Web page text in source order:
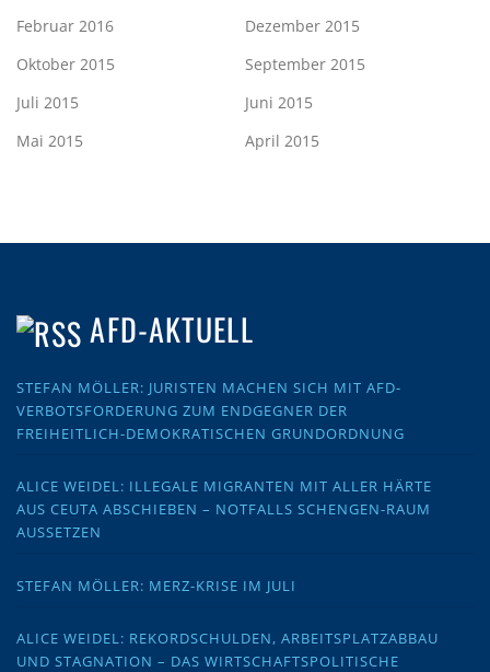
Februar 2016
Dezember 2015
Oktober 2015
September 2015
Juli 2015
Juni 2015
Mai 2015
April 2015
AFD-AKTUELL
STEFAN MÖLLER: JURISTEN MACHEN SICH MIT AFD-
VERBOTSFORDERUNG ZUM ENDGEGNER DER
FREIHEITLICH-DEMOKRATISCHEN GRUNDORDNUNG
ALICE WEIDEL: ILLEGALE MIGRANTEN MIT ALLER HÄRTE
AUS CEUTA ABSCHIEBEN – NOTFALLS SCHENGEN-RAUM
AUSSETZEN
STEFAN MÖLLER: MERZ-KRISE IM JULI
ALICE WEIDEL: REKORDSCHULDEN, ARBEITSPLATZABBAU
UND STAGNATION – DAS WIRTSCHAFTSPOLITISCHE